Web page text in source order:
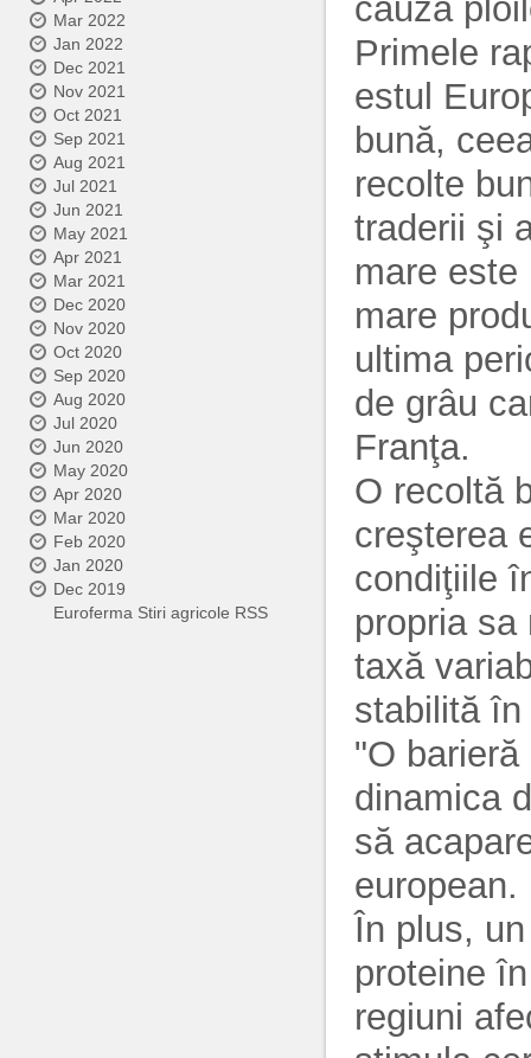
Mar 2022
Jan 2022
Dec 2021
Nov 2021
Oct 2021
Sep 2021
Aug 2021
Jul 2021
Jun 2021
May 2021
Apr 2021
Mar 2021
Dec 2020
Nov 2020
Oct 2020
Sep 2020
Aug 2020
Jul 2020
Jun 2020
May 2020
Apr 2020
Mar 2020
Feb 2020
Jan 2020
Dec 2019
Euroferma Stiri agricole RSS
cauza
Primele
estul
bună,
recolte
traderii şi
mare
mare
ultima
de grâu
Franţa.
O recoltă
creşterea
condiţiile
propria sa
taxă
stabilită în
"O
dinamica
să
european.
În plus,
proteine
regiuni